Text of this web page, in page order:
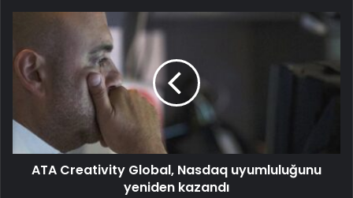
ATA Creativity Global, Nasdaq uyumluluğunu
yeniden kazandı